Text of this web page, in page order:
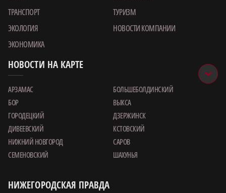
ТРАНСПОРТ
ТУРИЗМ
ЭКОЛОГИЯ
НОВОСТИ КОМПАНИИ
ЭКОНОМИКА
НОВОСТИ НА КАРТЕ
АРЗАМАС
БОЛЬШЕБОЛДИНСКИЙ
БОР
ВЫКСА
ГОРОДЕЦКИЙ
ДЗЕРЖИНСК
ДИВЕЕВСКИЙ
КСТОВСКИЙ
НИЖНИЙ НОВГОРОД
САРОВ
СЕМЕНОВСКИЙ
ШАХУНЬЯ
НИЖЕГОРОДСКАЯ ПРАВДА